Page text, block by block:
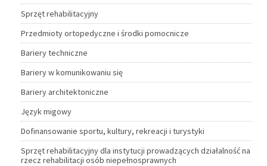
Sprzęt rehabilitacyjny
Przedmioty ortopedyczne i środki pomocnicze
Bariery techniczne
Bariery w komunikowaniu się
Bariery architektoniczne
Język migowy
Dofinansowanie sportu, kultury, rekreacji i turystyki
Sprzęt rehabilitacyjny dla instytucji prowadzących działalność na
rzecz rehabilitacji osób niepełnosprawnych